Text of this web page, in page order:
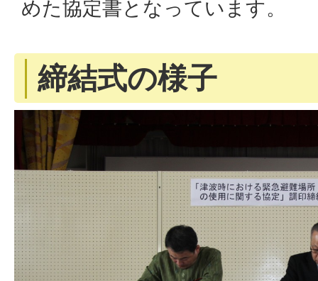
めた協定書となっています。
締結式の様子